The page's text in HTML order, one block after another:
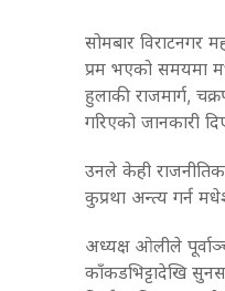
सोमबार
प्रम भएको समयमा
हुलाकी राजमार्ग,
गरिएको जानकारी
उनले केही राजनीतिक
कुप्रथा अन्त्य गर्न
अध्यक्ष ओलीले
काँकडभिट्टादेखि